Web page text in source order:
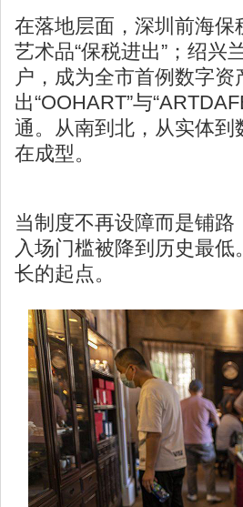
在落地层面，深圳前海保
艺术品“保税进出”；绍兴
户，成为全市首例数字
出“OOHART”与
通。从南到北，从实体
在成型。
当制度不再设障而是铺
入场门槛被降到历史最
长的起点。